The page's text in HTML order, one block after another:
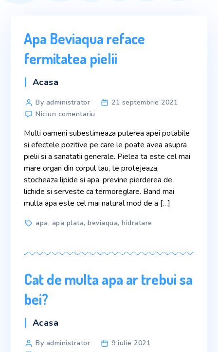
Apa Beviaqua reface
fermitatea pielii
Acasa
By administrator
21 septembrie 2021
Niciun comentariu
Multi oameni subestimeaza puterea apei potabile
si efectele pozitive pe care le poate avea asupra
pielii si a sanatatii generale. Pielea ta este cel mai
mare organ din corpul tau, te protejeaza,
stocheaza lipide si apa, previne pierderea de
lichide si serveste ca termoreglare. Band mai
multa apa este cel mai natural mod de a […]
apa, apa plata,beviaqua,hidratare
Cat de multa apa ar trebui sa
bei?
Acasa
By administrator
9 iulie 2021